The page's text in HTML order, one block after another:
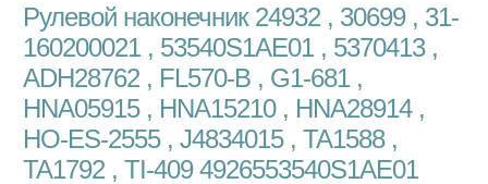
Рулевой наконечник 24932 , 30699 , 31-
160200021 , 53540S1AE01 , 5370413 ,
ADH28762 , FL570-B , G1-681 ,
HNA05915 , HNA15210 , HNA28914 ,
HO-ES-2555 , J4834015 , TA1588 ,
TA1792 , TI-409 4926553540S1AE01